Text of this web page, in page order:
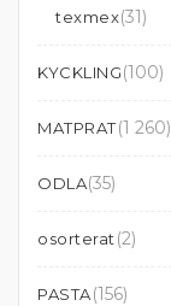
texmex(31)
KYCKLING(100)
MATPRAT(1 260)
ODLA(35)
osorterat (2)
PASTA(156)